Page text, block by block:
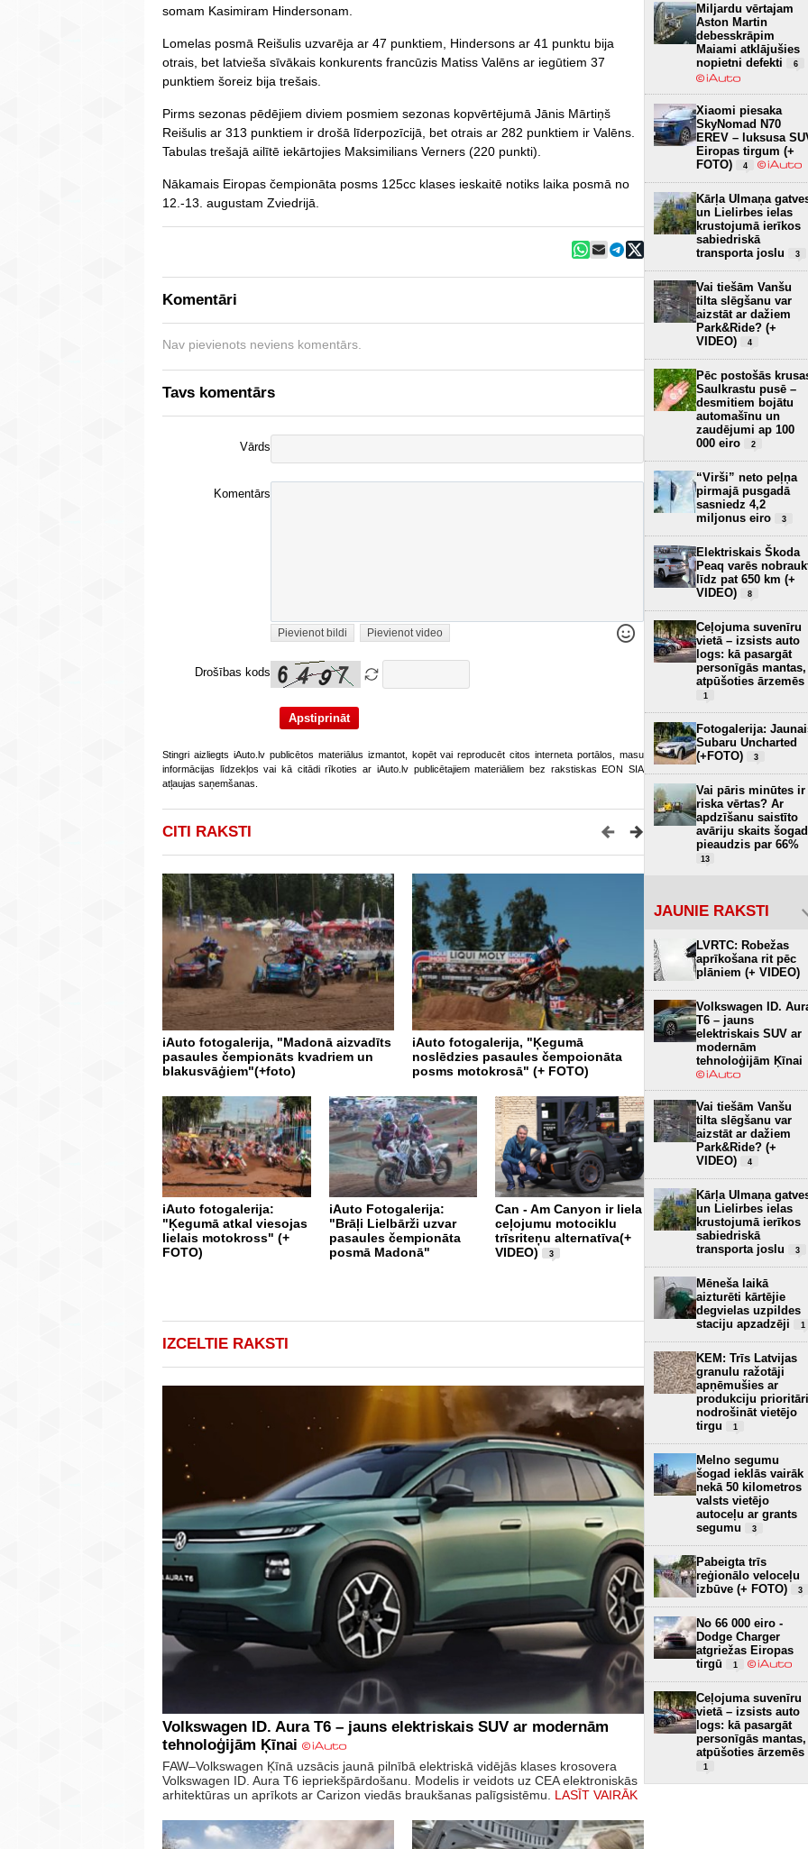
somam Kasimiram Hindersonam.
Lomelas posmā Reišulis uzvarēja ar 47 punktiem, Hindersons ar 41 punktu bija
otrais, bet latvieša sīvākais konkurents francūzis Matiss Valēns ar iegūtiem 37
punktiem šoreiz bija trešais.
Pirms sezonas pēdējiem diviem posmiem sezonas kopvērtējumā Jānis Mārtiņš
Reišulis ar 313 punktiem ir drošā līderpozīcijā, bet otrais ar 282 punktiem ir Valēns.
Tabulas trešajā ailītē iekārtojies Maksimilians Verners (220 punkti).
Nākamais Eiropas čempionāta posms 125cc klases ieskaitē notiks laika posmā no
12.-13. augustam Zviedrijā.
Komentāri
Nav pievienots neviens komentārs.
Tavs komentārs
Vārds
Komentārs
Pievienot bildi Pievienot video
Drošības kods
Stingri aizliegts iAuto.lv publicētos materiālus izmantot, kopēt vai reproducēt citos interneta portālos, masu
informācijas līdzekļos vai kā citādi rīkoties ar iAuto.lv publicētajiem materiāliem bez rakstiskas EON SIA
atļaujas saņemšanas.
CITI RAKSTI
iAuto fotogalerija, "Madonā aizvadīts
pasaules čempionāts kvadriem un
blakusvāģiem"(+foto)
iAuto fotogalerija, "Ķegumā
noslēdzies pasaules čempoionāta
posms motokrosā" (+ FOTO)
iAuto fotogalerija:
"Ķegumā atkal viesojas
lielais motokross" (+
FOTO)
iAuto Fotogalerija:
"Brāļi Lielbārži uzvar
pasaules čempionāta
posmā Madonā"
Can - Am Canyon ir liela
ceļojumu motociklu
trīsriteņu alternatīva(+
VIDEO)
3
iAuto fotogalerija,
skan Latvijas himna"
Atklāts jauns Ducati
motosalons Rīgā (+
1
IZCELTIE RAKSTI
Volkswagen ID. Aura T6 – jauns elektriskais SUV ar modernām
tehnoloģijām Ķīnai
FAW–Volkswagen Ķīnā uzsācis jaunā pilnībā elektriskā vidējās klases krosovera
Volkswagen ID. Aura T6 iepriekšpārdošanu. Modelis ir veidots uz CEA elektroniskās
arhitektūras un aprīkots ar Carizon viedās braukšanas palīgsistēmu. LASĪT VAIRĀK
Miljardu vērtajam
Aston Martin
debesskrāpim
Maiami atklājušies
nopietni defekti
6
Xiaomi piesaka
SkyNomad N70
EREV – luksusa
Eiropas tirgum (+
FOTO)
4
Kārļa Ulmaņa
un Lielirbes ielas
krustojumā ierīkos
sabiedriskā
transporta joslu
3
Vai tiešām Vanšu
tilta slēgšanu var
aizstāt ar dažiem
Park&Ride? (+
VIDEO)
4
Pēc postošās
Saulkrastu pusē –
desmitiem bojātu
automašīnu un
zaudējumi ap 100
000 eiro
2
“Virši” neto peļņa
pirmajā pusgadā
sasniedz 4,2
miljonus eiro
3
Elektriskais Škoda
Peaq varēs
līdz pat 650 km (+
VIDEO)
8
Ceļojuma suvenīru
vietā – izsists auto
logs: kā pasargāt
personīgās mantas,
atpūšoties ārzemēs
1
Fotogalerija:
Subaru Uncharted
(+FOTO)
3
Vai pāris minūtes ir
riska vērtas? Ar
apdzīšanu saistīto
avāriju skaits šogad
pieaudzis par 66%
13
JAUNIE RAKSTI
LVRTC: Robežas
aprīkošana rit pēc
plāniem (+ VIDEO)
Volkswagen ID.
T6 – jauns
elektriskais SUV ar
modernām
tehnoloģijām Ķīnai
Vai tiešām Vanšu
tilta slēgšanu var
aizstāt ar dažiem
Park&Ride? (+
VIDEO)
4
Kārļa Ulmaņa
un Lielirbes ielas
krustojumā ierīkos
sabiedriskā
transporta joslu
3
Mēneša laikā
aizturēti kārtējie
degvielas uzpildes
staciju apzadzēji
1
KEM: Trīs Latvijas
granulu ražotāji
apņēmušies ar
produkciju prioritāri
nodrošināt vietējo
tirgu
1
Melno segumu
šogad ieklās vairāk
nekā 50 kilometros
valsts vietējo
autoceļu ar grants
segumu
3
Pabeigta trīs
reģionālo veloceļu
izbūve (+ FOTO)
3
No 66 000 eiro -
Dodge Charger
atgriežas Eiropas
tirgū
1
Ceļojuma suvenīru
vietā – izsists auto
logs: kā pasargāt
personīgās mantas,
atpūšoties ārzemēs
1